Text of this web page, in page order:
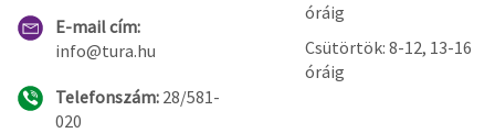
E-mail cím:
info@tura.hu
Telefonszám: 28/581-
020
óráig
Csütörtök: 8-12, 13-16
óráig